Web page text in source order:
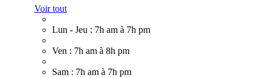
Voir tout
Lun - Jeu : 7h am à 7h pm
Ven : 7h am à 8h pm
Sam : 7h am à 7h pm